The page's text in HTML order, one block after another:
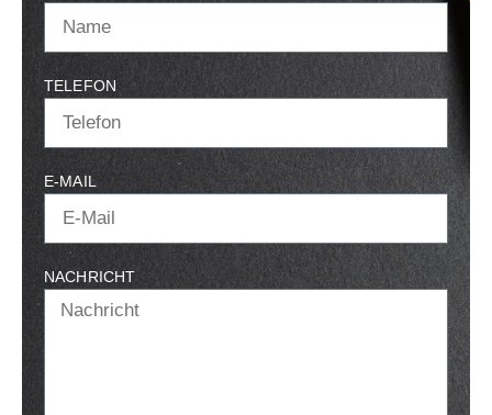
TELEFON
E-MAIL
NACHRICHT